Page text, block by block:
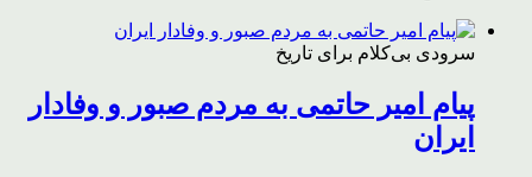
سرودی بی‌کلام برای تاریخ
پیام امیر حاتمی به مردم صبور و وفادار
ایران